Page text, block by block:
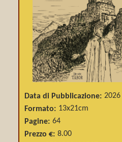
Data di Pubblicazione: 2026
Formato: 13x21cm
Pagine: 64
Prezzo €: 8.00